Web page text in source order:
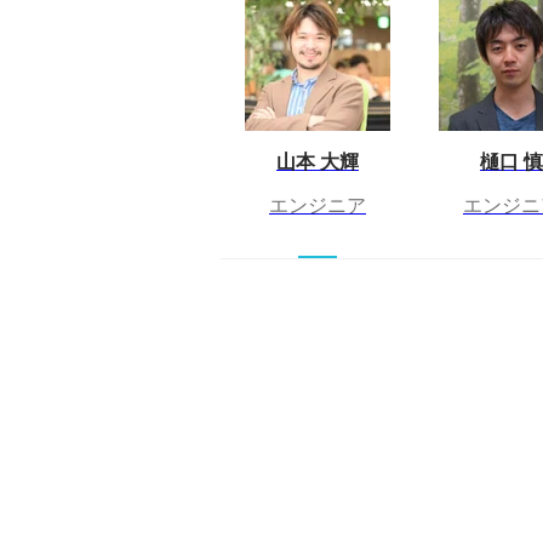
山本 大輝
エンジニア
樋口 慎
エンジ